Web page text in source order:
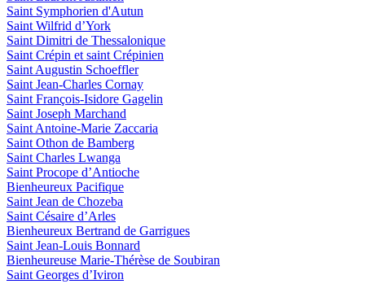
Saint Symphorien d'Autun
Saint Wilfrid d’York
Saint Dimitri de Thessalonique
Saint Crépin et saint Crépinien
Saint Augustin Schoeffler
Saint Jean-Charles Cornay
Saint François-Isidore Gagelin
Saint Joseph Marchand
Saint Antoine-Marie Zaccaria
Saint Othon de Bamberg
Saint Charles Lwanga
Saint Procope d’Antioche
Bienheureux Pacifique
Saint Jean de Chozeba
Saint Césaire d’Arles
Bienheureux Bertrand de Garrigues
Saint Jean-Louis Bonnard
Bienheureuse Marie-Thérèse de Soubiran
Saint Georges d’Iviron